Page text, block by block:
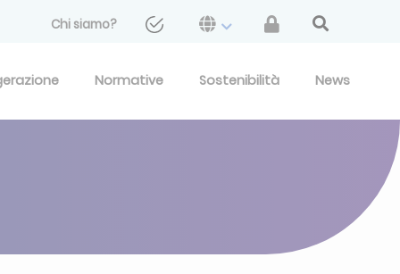
Chi siamo?
Normative Sostenibilità News